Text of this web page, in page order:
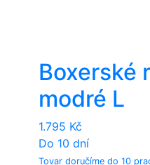
Boxerské
modré L
1.795 Kč
Do 10 dní
Tovar doručíme do 10